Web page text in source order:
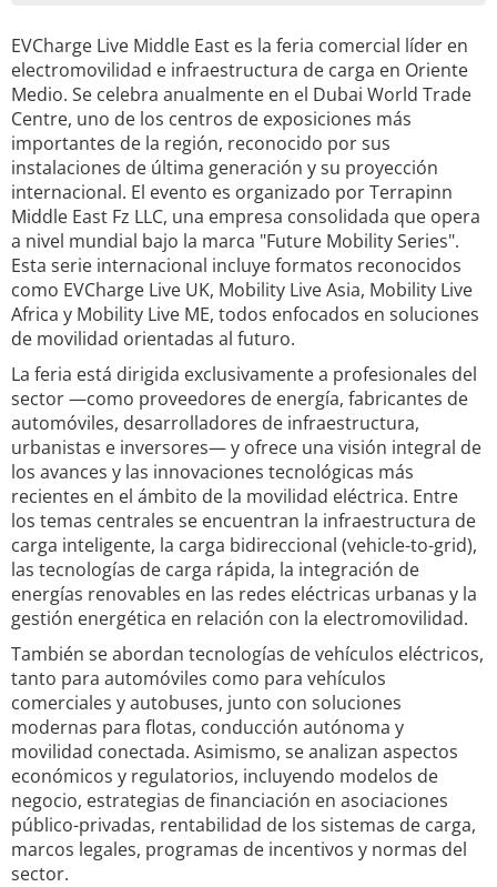
EVCharge Live Middle East es la feria comercial líder en
electromovilidad e infraestructura de carga en Oriente
Medio. Se celebra anualmente en el Dubai World Trade
Centre, uno de los centros de exposiciones más
importantes de la región, reconocido por sus
instalaciones de última generación y su proyección
internacional. El evento es organizado por Terrapinn
Middle East Fz LLC, una empresa consolidada que opera
a nivel mundial bajo la marca "Future Mobility Series".
Esta serie internacional incluye formatos reconocidos
como EVCharge Live UK, Mobility Live Asia, Mobility Live
Africa y Mobility Live ME, todos enfocados en soluciones
de movilidad orientadas al futuro.
La feria está dirigida exclusivamente a profesionales del
sector —como proveedores de energía, fabricantes de
automóviles, desarrolladores de infraestructura,
urbanistas e inversores— y ofrece una visión integral de
los avances y las innovaciones tecnológicas más
recientes en el ámbito de la movilidad eléctrica. Entre
los temas centrales se encuentran la infraestructura de
carga inteligente, la carga bidireccional (vehicle-to-grid),
las tecnologías de carga rápida, la integración de
energías renovables en las redes eléctricas urbanas y la
gestión energética en relación con la electromovilidad.
También se abordan tecnologías de vehículos eléctricos,
tanto para automóviles como para vehículos
comerciales y autobuses, junto con soluciones
modernas para flotas, conducción autónoma y
movilidad conectada. Asimismo, se analizan aspectos
económicos y regulatorios, incluyendo modelos de
negocio, estrategias de financiación en asociaciones
público-privadas, rentabilidad de los sistemas de carga,
marcos legales, programas de incentivos y normas del
sector.